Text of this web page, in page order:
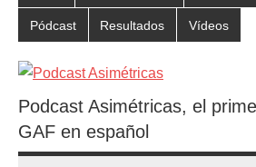
Pódcast Resultados Vídeos
Podcast Asimétricas, el
GAF en español